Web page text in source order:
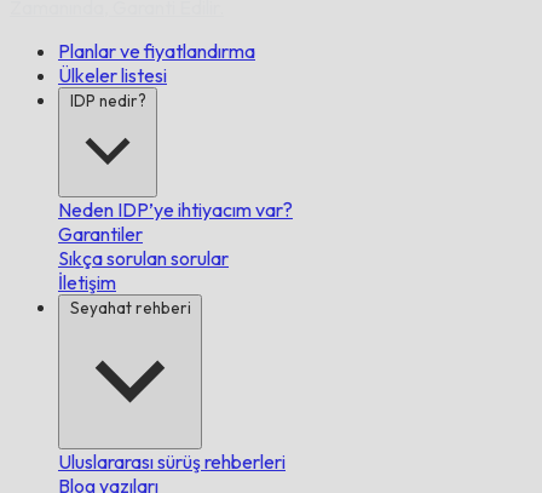
Planlar ve fiyatlandırma
Ülkeler listesi
IDP nedir?
Neden IDP’ye ihtiyacım var?
Garantiler
Sıkça sorulan sorular
İletişim
Seyahat rehberi
Uluslararası sürüş rehberleri
Blog yazıları